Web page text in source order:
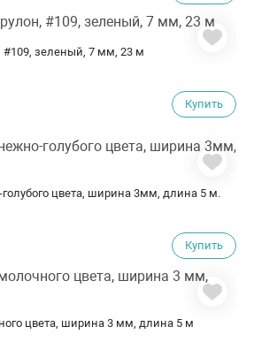
#109, зеленый, 7 мм, 23 м
Купить
цвета, ширина 3мм, длина 5 м.
Купить
цвета, ширина 3 мм, длина 5 м